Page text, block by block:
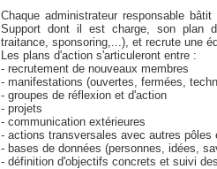
Chaque administrateur responsable
Support dont il est charge, son plan
traitance, sponsoring,...), et recrute une
Les plans d'action s'articuleront entre :
- recrutement de nouveaux membres
- manifestations (ouvertes, fermées,
- groupes de réflexion et d'action
- projets
- communication extérieures
- actions transversales avec autres pôles
- bases de données (personnes, idées,
- définition d'objectifs concrets et suivi